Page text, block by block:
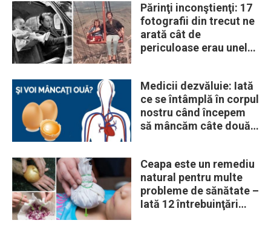
Părinţi inconştienţi: 17
fotografii din trecut ne
arată cât de
periculoase erau unele
Medicii dezvăluie: Iată
ce se întâmplă în corpul
nostru când începem
să mâncăm câte două
Ceapa este un remediu
natural pentru multe
probleme de sănătate –
Iată 12 întrebuinţări